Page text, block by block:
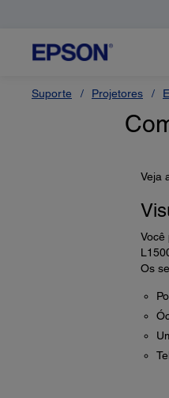
Suporte Projetores
Veja
Você
Os